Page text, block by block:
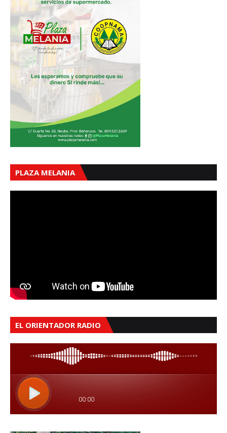
PLAZA MELANIA
EL ORIENTADOR RADIO